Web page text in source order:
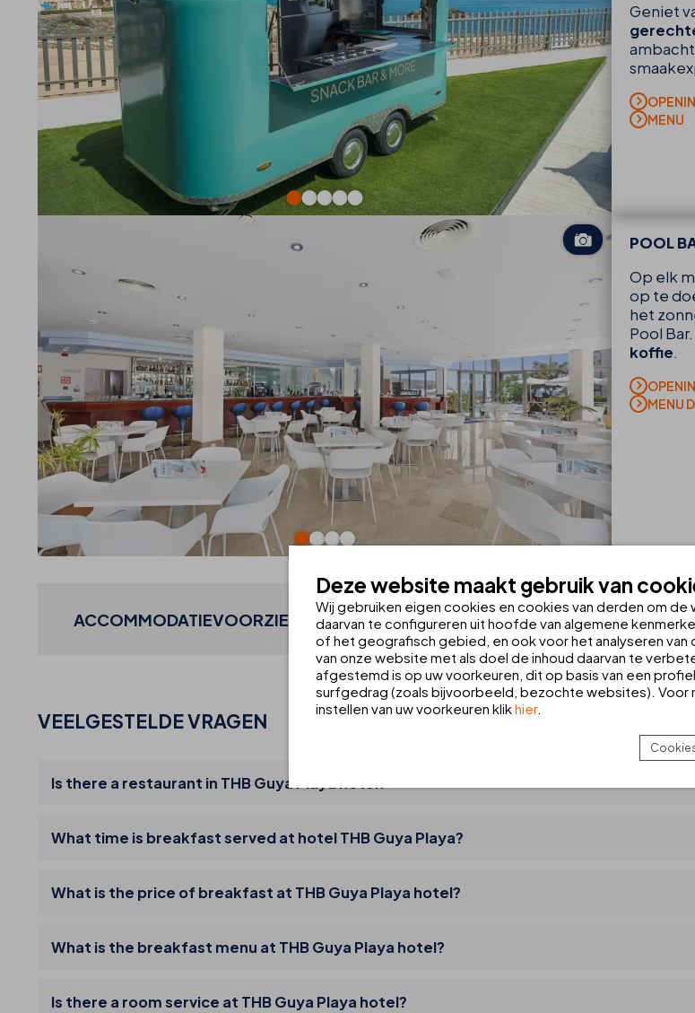
Geniet
MENU
POOL
Op elk
op te
het
Pool
koffie.
MENU
ACCOMMODATIEVOORZIENINGEN OP MAAT VOOR JOU
VEELGESTELDE VRAGEN
Is there a restaurant in THB Guya Playa hotel?
What time is breakfast served at hotel THB Guya Playa?
What is the price of breakfast at THB Guya Playa hotel?
What is the breakfast menu at THB Guya Playa hotel?
Is there a room service at THB Guya Playa hotel?
Deze website maakt gebruik van
Wij gebruiken eigen cookies en cookies van derden om
daarvan te configureren uit hoofde van algemene
of het geografisch gebied, en ook voor het analyseren
van onze website met als doel de inhoud daarvan te
afgestemd is op uw voorkeuren, dit op basis van een
surfgedrag (zoals bijvoorbeeld, bezochte websites). Voor
instellen van uw voorkeuren klikhier.